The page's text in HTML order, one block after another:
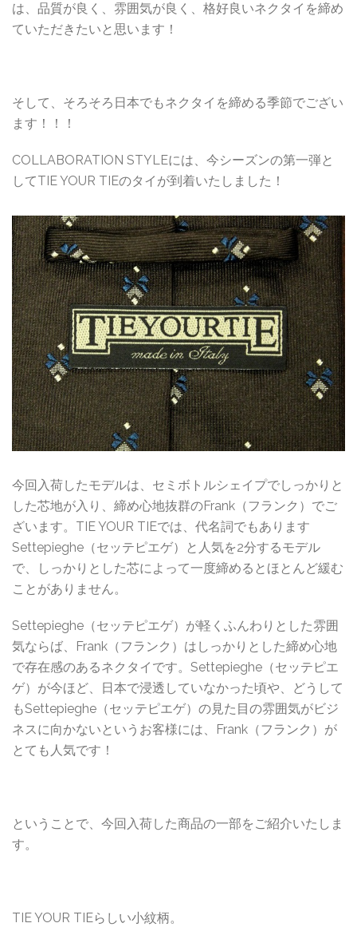
は、品質が良く、雰囲気が良く、格好良いネクタイを締め
ていただきたいと思います！
そして、そろそろ日本でもネクタイを締める季節でござい
ます！！！
COLLABORATION STYLEには、今シーズンの第一弾と
してTIE YOUR TIEのタイが到着いたしました！
今回入荷したモデルは、セミボトルシェイプでしっかりと
した芯地が入り、締め心地抜群のFrank（フランク）でご
ざいます。TIE YOUR TIEでは、代名詞でもあります
Settepieghe（セッテピエゲ）と人気を2分するモデル
で、しっかりとした芯によって一度締めるとほとんど緩む
ことがありません。
Settepieghe（セッテピエゲ）が軽くふんわりとした雰囲
気ならば、Frank（フランク）はしっかりとした締め心地
で存在感のあるネクタイです。Settepieghe（セッテピエ
ゲ）が今ほど、日本で浸透していなかった頃や、どうして
もSettepieghe（セッテピエゲ）の見た目の雰囲気がビジ
ネスに向かないというお客様には、Frank（フランク）が
とても人気です！
ということで、今回入荷した商品の一部をご紹介いたしま
す。
TIE YOUR TIEらしい小紋柄。